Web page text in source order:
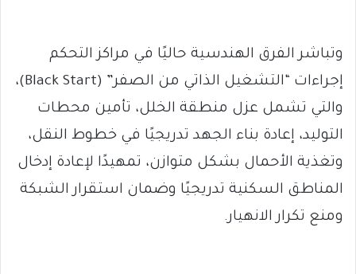
وتباشر الفرق الهندسية حاليًا في مراكز التحكم
إجراءات “التشغيل الذاتي من الصفر” (Black Start)،
والتي تشمل عزل منطقة الخلل، تأمين محطات
التوليد، إعادة بناء الجهد تدريجيًا في خطوط النقل،
وتغذية الأحمال بشكل متوازن، تمهيدًا لإعادة إدخال
المناطق السكنية تدريجيًا وضمان استقرار الشبكة
ومنع تكرار الانهيار.